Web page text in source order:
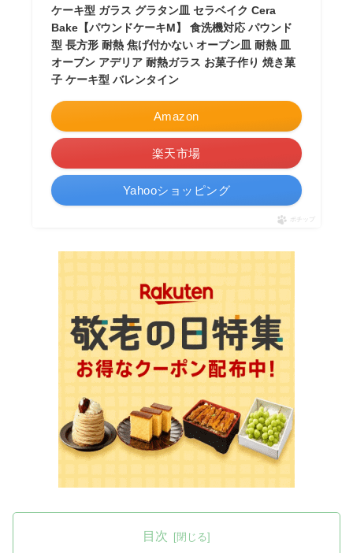
ケーキ型 ガラス グラタン皿 セラベイク Cera
Bake【パウンドケーキM】 食洗機対応 パウンド
型 長方形 耐熱 焦げ付かない オーブン皿 耐熱 皿
オーブン アデリア 耐熱ガラス お菓子作り 焼き菓
子 ケーキ型 バレンタイン
Amazon
楽天市場
Yahooショッピング
ポチップ
目次